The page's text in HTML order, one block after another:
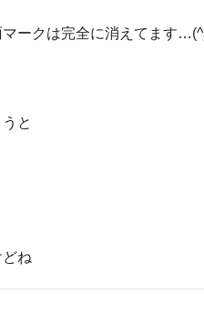
ークは完全に消えてます
と
ね